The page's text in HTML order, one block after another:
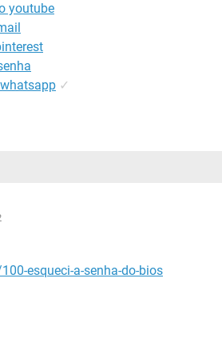
youtube
✓
esqueci-a-senha-do-bios